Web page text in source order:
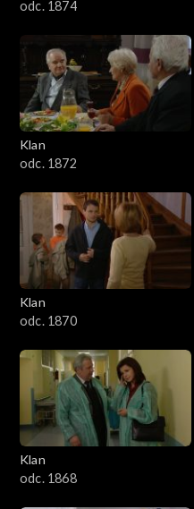
odc. 1874
Klan
odc. 1872
Klan
odc. 1870
Klan
odc. 1868